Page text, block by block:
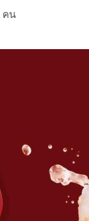
คน